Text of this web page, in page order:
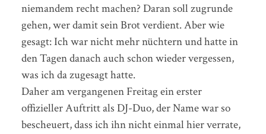
niemandem recht machen? Daran soll zugrunde
gehen, wer damit sein Brot verdient. Aber wie
gesagt: Ich war nicht mehr nüchtern und hatte in
den Tagen danach auch schon wieder vergessen,
was ich da zugesagt hatte.
Daher am vergangenen Freitag ein erster
offizieller Auftritt als DJ-Duo, der Name war so
bescheuert, dass ich ihn nicht einmal hier verrate,